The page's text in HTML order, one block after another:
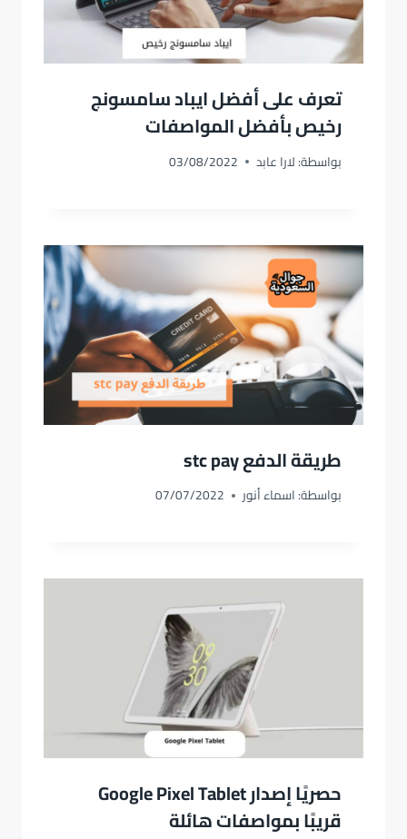
تعرف على أفضل ايباد سامسونج
رخيص بأفضل المواصفات
بواسطة:لارا عابد 03/08/2022
طريقة الدفع stc pay
بواسطة:اسماء أنور 07/07/2022
حصريًا إصدار Google Pixel Tablet
قريبًا بمواصفات هائلة